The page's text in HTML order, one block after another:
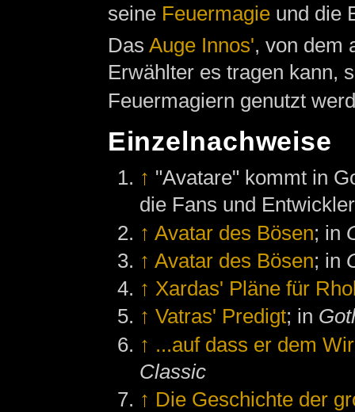
seine Feuermagieund die
Das Auge Innos', von dem
Erwählter es tragen kann,
Feuermagiern genutzt
Einzelnachweise
↑ "Avatare" kommt in
die Fans und
↑ Avatar des Bösen; in
↑ Avatar des Bösen; in
↑ Xardas' Pläne für
↑ Vatras' Predigt; in
↑ ...auf dass er dem
Classic
↑ Die Geschichte der